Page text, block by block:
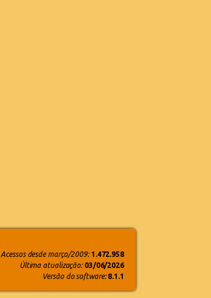
Acessos desde março/2009: 1.472.958
Última atualização: 03/06/2026
Versão do software: 8.1.1